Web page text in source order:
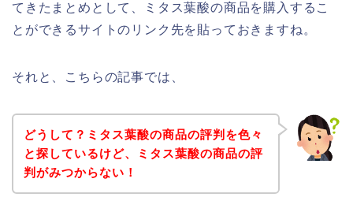
てきたまとめとして、ミタス葉酸の商品を購入するこ
とができるサイトのリンク先を貼っておきますね。
それと、こちらの記事では、
どうして？ミタス葉酸の商品の評判を色々
と探しているけど、ミタス葉酸の商品の評
判がみつからない！